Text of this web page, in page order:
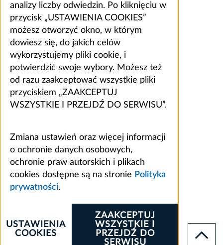
analizy liczby odwiedzin. Po kliknięciu w
przycisk „USTAWIENIA COOKIES”
możesz otworzyć okno, w którym
dowiesz się, do jakich celów
wykorzystujemy pliki cookie, i
potwierdzić swoje wybory. Możesz też
od razu zaakceptować wszystkie pliki
przyciskiem „ZAAKCEPTUJ
WSZYSTKIE I PRZEJDŹ DO SERWISU”.
Zmiana ustawień oraz więcej informacji
o ochronie danych osobowych,
ochronie praw autorskich i plikach
cookies dostępne są na stronie Polityka
prywatności.
ZAAKCEPTUJ
WSZYSTKIE I
PRZEJDŹ DO
SERWISU
USTAWIENIA
COOKIES